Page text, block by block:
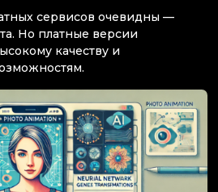
сервисов очевидны —
Но платные версии
качеству и